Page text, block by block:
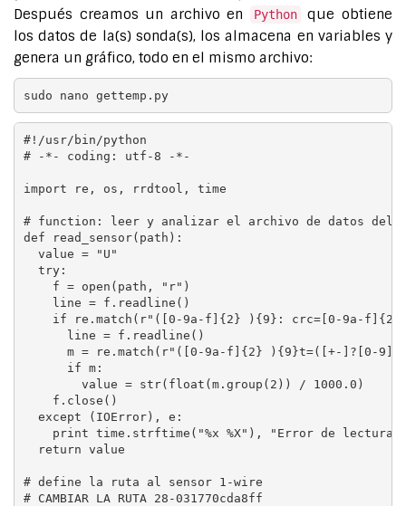
Después creamos un archivo en
Python
que obtiene
los datos de la(s) sonda(s), los almacena en variables y
genera un gráfico, todo en el mismo archivo:
sudo nano gettemp.py
#!/usr/bin/python
# -*- coding: utf-8 -*-
import re, os, rrdtool, time
# function: leer y analizar el archivo de datos del
def read_sensor(path):
  value = "U"
  try:
    f = open(path, "r")
    line = f.readline()
if re.match(r"([0-9a-f]{2} ){9}: crc=[0-9a-f]{2}
      line = f.readline()
m = re.match(r"([0-9a-f]{2} ){9}t=([+-]?[0-
      if m:
        value = str(float(m.group(2)) / 1000.0)
    f.close()
  except (IOError), e:
print time.strftime("%x %X"), "Error de
  return value
# define la ruta al sensor 1-wire
# CAMBIAR LA RUTA 28-031770cda8ff